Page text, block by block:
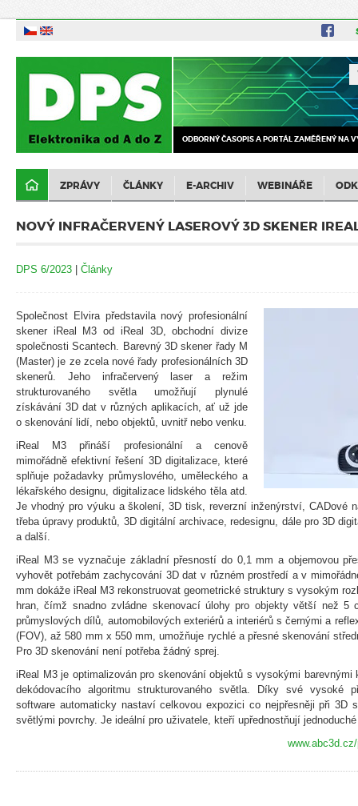
ODBORNÝ ČASOPIS A PORTÁL ZAMĚŘENÝ NA
ZPRÁVY ČLÁNKY E-ARCHIV WEBINÁŘE
NOVÝ INFRAČERVENÝ LASEROVÝ 3D SKENER
DPS 6/2023 | Články
Společnost Elvira představila nový profesionální
skener iReal M3 od iReal 3D, obchodní divize
společnosti Scantech. Barevný 3D skener řady M
(Master) je ze zcela nové řady profesionálních 3D
skenerů. Jeho infračervený laser a režim
strukturovaného světla umožňují plynulé
získávání 3D dat v různých aplikacích, ať už jde
o skenování lidí, nebo objektů, uvnitř nebo venku.
iReal M3 přináší profesionální a cenově
mimořádně efektivní řešení 3D digitalizace, které
splňuje požadavky průmyslového, uměleckého a
lékařského designu, digitalizace lidského těla atd.
Je vhodný pro výuku a školení, 3D tisk, reverzní inženýrství, CADové
třeba úpravy produktů, 3D digitální archivace, redesignu, dále pro 3D
a další.
iReal M3 se vyznačuje základní přesností do 0,1 mm a objemovou
vyhovět potřebám zachycování 3D dat v různém prostředí a v
mm dokáže iReal M3 rekonstruovat geometrické struktury s vysokým
hran, čímž snadno zvládne skenovací úlohy pro objekty větší než 5
průmyslových dílů, automobilových exteriérů a interiérů s černými a
(FOV), až 580 mm x 550 mm, umožňuje rychlé a přesné skenování
Pro 3D skenování není potřeba žádný sprej.
iReal M3 je optimalizován pro skenování objektů s vysokými
dekódovacího algoritmu strukturovaného světla. Díky své vysoké
software automaticky nastaví celkovou expozici co nejpřesněji při 3D
světlými povrchy. Je ideální pro uživatele, kteří upřednostňují